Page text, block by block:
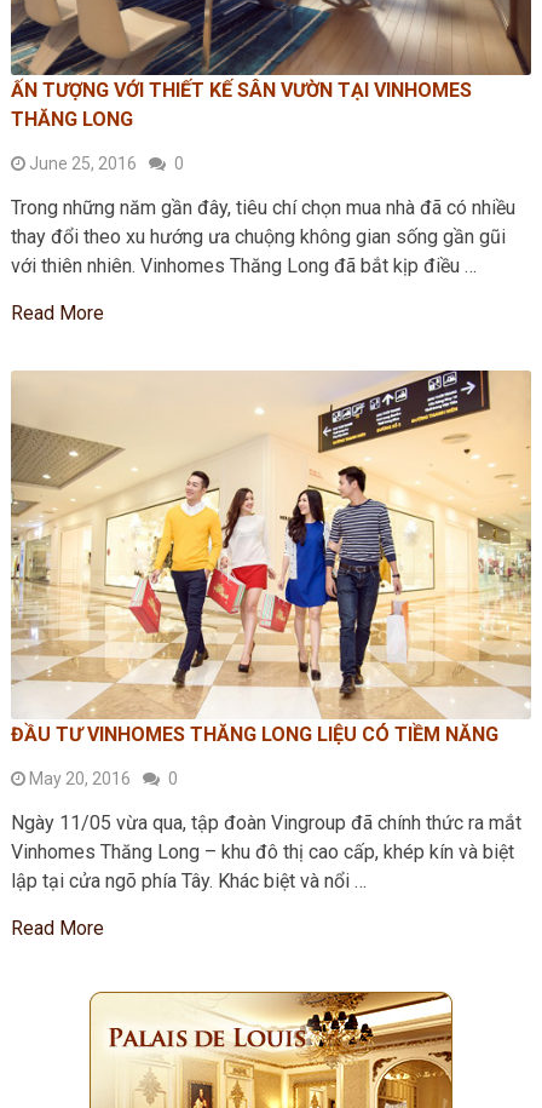
ẤN TƯỢNG VỚI THIẾT KẾ SÂN VƯỜN TẠI VINHOMES
THĂNG LONG
June 25, 2016 0
Trong những năm gần đây, tiêu chí chọn mua nhà đã có nhiều
thay đổi theo xu hướng ưa chuộng không gian sống gần gũi
với thiên nhiên. Vinhomes Thăng Long đã bắt kịp điều …
Read More
ĐẦU TƯ VINHOMES THĂNG LONG LIỆU CÓ TIỀM NĂNG
May 20, 2016 0
Ngày 11/05 vừa qua, tập đoàn Vingroup đã chính thức ra mắt
Vinhomes Thăng Long – khu đô thị cao cấp, khép kín và biệt
lập tại cửa ngõ phía Tây. Khác biệt và nổi …
Read More